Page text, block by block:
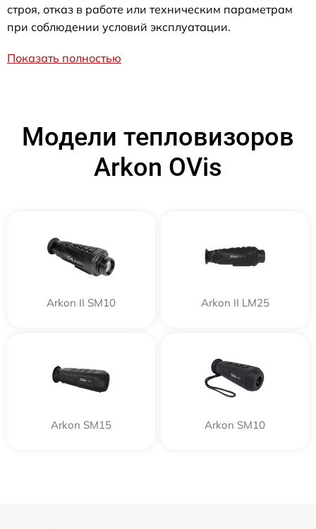
строя, отказ в работе или техническим параметрам
при соблюдении условий эксплуатации.
Показать полностью
Модели тепловизоров
Arkon OVis
Arkon II SM10 Arkon II LM25
Arkon SM15 Arkon SM10